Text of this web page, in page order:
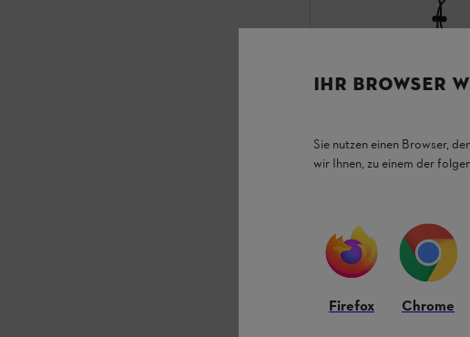
Hut MULTIFUNCTION
Auf Lager
44,90 €
Vergleichen
IHR BROWSER
Sie nutzen einen Browser,
wir Ihnen, zu einem der
Firefox Chrome